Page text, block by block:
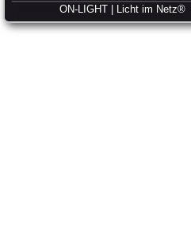
ON-LIGHT | Licht im Netz®